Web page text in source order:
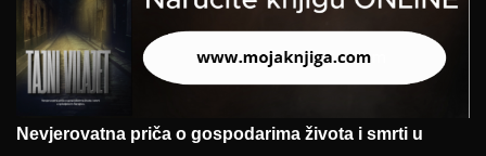
Nevjerovatna priča o gospodarima života i smrti u